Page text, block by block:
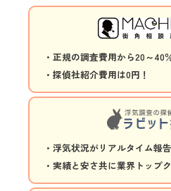
・正規の調査費用から20～40
・探偵社紹介費用は0円！
・浮気状況がリアルタイム報告
・実績と安さ共に業界トップ